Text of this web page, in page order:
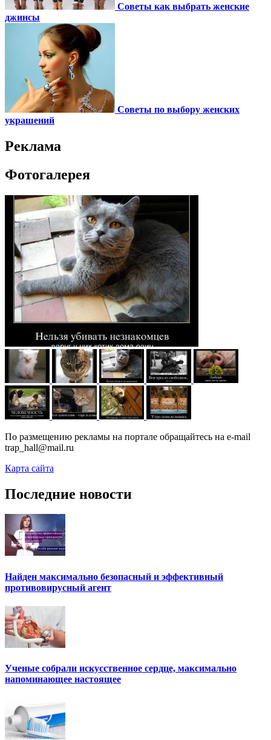
Советы как выбрать женские
джинсы
Советы по выбору женских
украшений
Реклама
Фотогалерея
По размещению рекламы на портале обращайтесь на e-mail
trap_hall@mail.ru
Карта сайта
Последние новости
Найден максимально безопасный и эффективный
противовирусный агент
Ученые собрали искусственное сердце, максимально
напоминающее настоящее